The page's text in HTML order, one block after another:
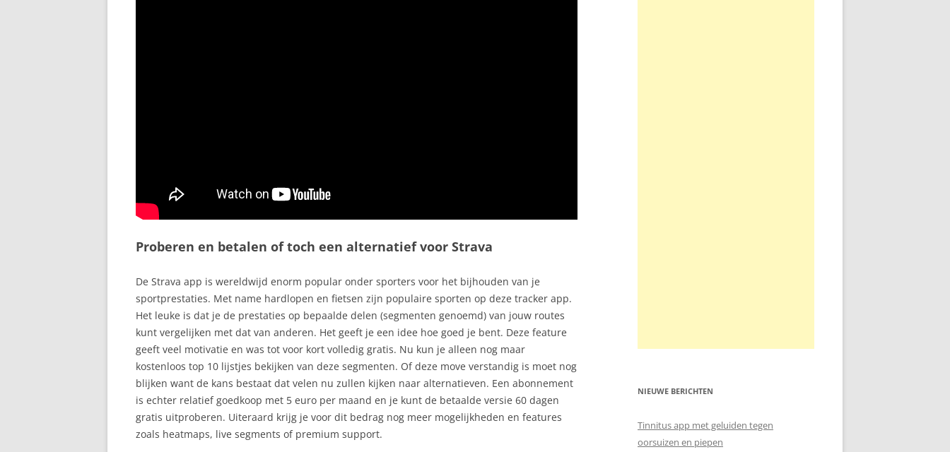
Proberen en betalen of toch een alternatief voor Strava
De Strava app is wereldwijd enorm popular onder sporters voor het bijhouden van je
sportprestaties. Met name hardlopen en fietsen zijn populaire sporten op deze tracker app.
Het leuke is dat je de prestaties op bepaalde delen (segmenten genoemd) van jouw routes
kunt vergelijken met dat van anderen. Het geeft je een idee hoe goed je bent. Deze feature
geeft veel motivatie en was tot voor kort volledig gratis. Nu kun je alleen nog maar
kostenloos top 10 lijstjes bekijken van deze segmenten. Of deze move verstandig is moet nog
blijken want de kans bestaat dat velen nu zullen kijken naar alternatieven. Een abonnement
is echter relatief goedkoop met 5 euro per maand en je kunt de betaalde versie 60 dagen
gratis uitproberen. Uiteraard krijg je voor dit bedrag nog meer mogelijkheden en features
zoals heatmaps, live segments of premium support.
NIEUWE BERICHTEN
Tinnitus app met geluiden tegen
oorsuizen en piepen